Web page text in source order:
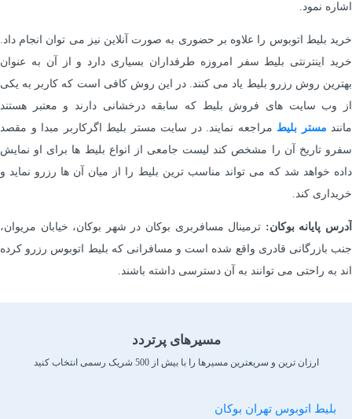
اشاره نمود.
خرید بلیط اتوبوس را علاوه بر حضوری به صورت آنلاین نیز می توان انجام داد.
خرید اینترنتی بلیط سفر امروزه طرفداران بسیاری دارد و از آن به عنوان
بهترین روش رزرو بلیط یاد می کنند. در این روش کافی است که کاربر به یکی
از وب سایت های فروش بلیط که سابقه درخشانی دارند و معتبر هستند
مانند مستر بلیط مراجعه نمایند. در سایت مستر بلیط اگرکاربر مبدا و مقصد
سفرو تاریخ آن را مشخص کند لیست جامعی از انواع بلیط ها برای او نمایش
داده خواهد شد که می تواند مناسب ترین بلیط را از میان آن ها رزرو نماید و
خریداری کند.
آدرس پایانه بوکان: ترمینال مسافربری بوکان در شهر بوکان، خیابان مریوان،
جنب بازرگانی قادری واقع شده است و مسافرانی که بلیط اتوبوس رزرو کرده
اند به راحتی می توانند به آن دسترسی داشته باشند.
مسیرهای پرتردد
ارزان ترین و سریعترین مسیرها را با بیش از 500 شریک رسمی انتخاب کنید
بلیط اتوبوس تهران بوکان